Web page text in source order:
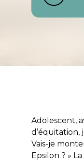
Adolescent,
d’équitation,
Vais-je
Epsilon ? »